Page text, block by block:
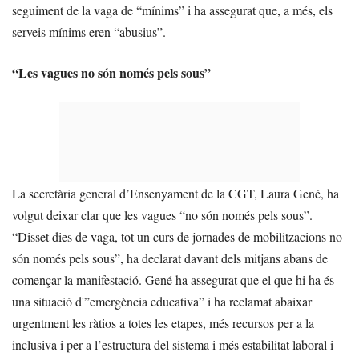
seguiment de la vaga de “mínims” i ha assegurat que, a més, els
serveis mínims eren “abusius”.
“Les vagues no són només pels sous”
La secretària general d’Ensenyament de la CGT, Laura Gené, ha
volgut deixar clar que les vagues “no són només pels sous”.
“Disset dies de vaga, tot un curs de jornades de mobilitzacions no
són només pels sous”, ha declarat davant dels mitjans abans de
començar la manifestació. Gené ha assegurat que el que hi ha és
una situació d'”emergència educativa” i ha reclamat abaixar
urgentment les ràtios a totes les etapes, més recursos per a la
inclusiva i per a l’estructura del sistema i més estabilitat laboral i